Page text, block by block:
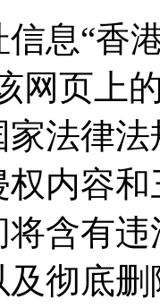
息“香
网页上
法律
内容
含有
彻底